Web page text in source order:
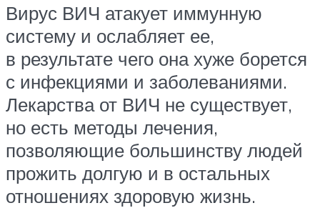
Вирус ВИЧ атакует иммунную
систему и ослабляет ее,
в результате чего она хуже борется
с инфекциями и заболеваниями.
Лекарства от ВИЧ не существует,
но есть методы лечения,
позволяющие большинству людей
прожить долгую и в остальных
отношениях здоровую жизнь.